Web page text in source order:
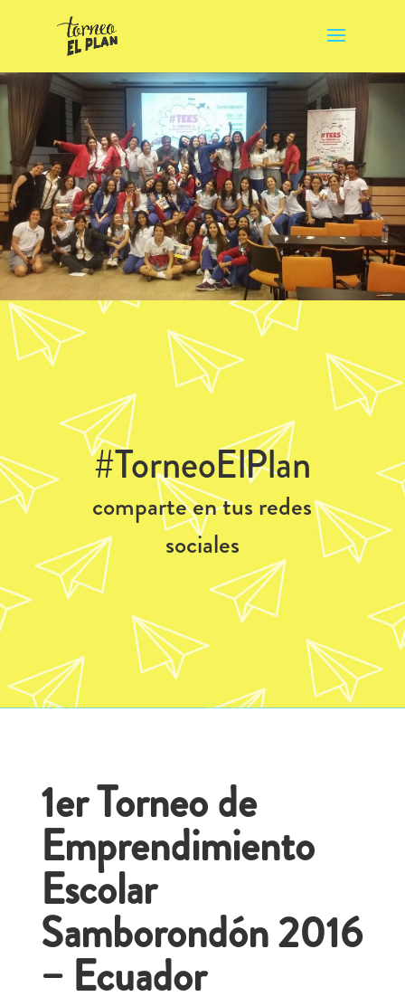
#TorneoElPlan
comparte en tus redes
sociales
1er Torneo de
Emprendimiento
Escolar
Samborondón 2016
– Ecuador